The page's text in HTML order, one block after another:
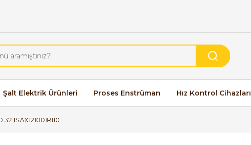
Şalt Elektrik Ürünleri Proses Enstrüman Hız Kontrol Cihazları
1SAX121001R1101